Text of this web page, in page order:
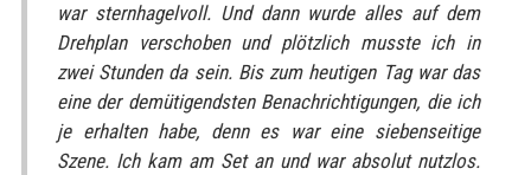
war sternhagelvoll. Und dann wurde alles auf dem
Drehplan verschoben und plötzlich musste ich in
zwei Stunden da sein. Bis zum heutigen Tag war das
eine der demütigendsten Benachrichtigungen, die ich
je erhalten habe, denn es war eine siebenseitige
Szene. Ich kam am Set an und war absolut nutzlos.